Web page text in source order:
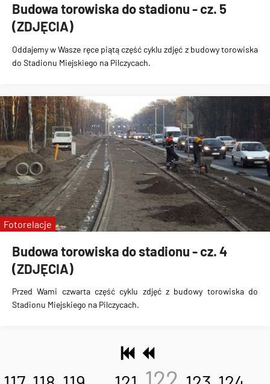
Budowa torowiska do stadionu - cz. 5
(ZDJĘCIA)
Oddajemy w Wasze ręce piątą część cyklu zdjęć z budowy torowiska
do Stadionu Miejskiego na Pilczycach.
Budowa torowiska do stadionu - cz. 4
(ZDJĘCIA)
Przed Wami czwarta część cyklu zdjęć z budowy torowiska do
Stadionu Miejskiego na Pilczycach.
Fotorelacje